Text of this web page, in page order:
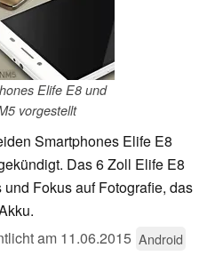
Elife E8 und
vorgestellt
Smartphones Elife E8
Das 6 Zoll Elife E8
Fokus auf Fotografie, das
am 11.06.2015 Android